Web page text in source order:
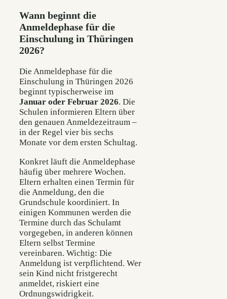
Wann beginnt die
Anmeldephase für die
Einschulung in Thüringen
2026?
Die Anmeldephase für die
Einschulung in Thüringen 2026
beginnt typischerweise im
Januar oder Februar 2026. Die
Schulen informieren Eltern über
den genauen Anmeldezeitraum –
in der Regel vier bis sechs
Monate vor dem ersten Schultag.
Konkret läuft die Anmeldephase
häufig über mehrere Wochen.
Eltern erhalten einen Termin für
die Anmeldung, den die
Grundschule koordiniert. In
einigen Kommunen werden die
Termine durch das Schulamt
vorgegeben, in anderen können
Eltern selbst Termine
vereinbaren. Wichtig: Die
Anmeldung ist verpflichtend. Wer
sein Kind nicht fristgerecht
anmeldet, riskiert eine
Ordnungswidrigkeit.